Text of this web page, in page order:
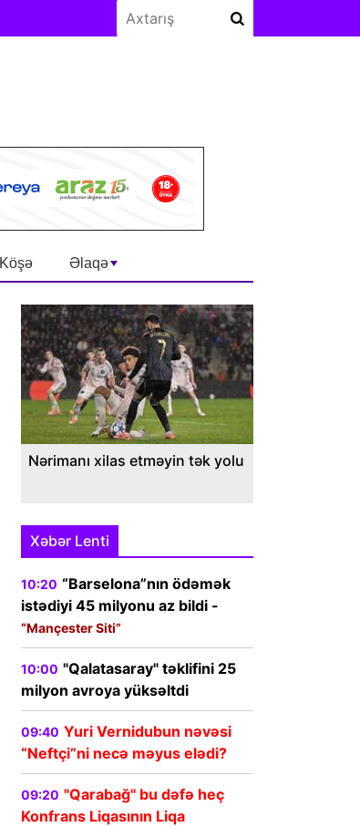
Köşə Əlaqə
Nərimanı xilas etməyin tək yolu
Xəbər Lenti
10:20 “Barselona”nın ödəmək
istədiyi 45 milyonu az bildi -
“Mançester Siti”
10:00 "Qalatasaray" təklifini 25
milyon avroya yüksəltdi
09:40 Yuri Vernidubun nəvəsi
“Neftçi”ni necə məyus elədi?
09:20 "Qarabağ" bu dəfə heç
Konfrans Liqasının Liqa